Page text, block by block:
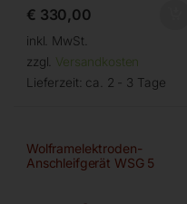
€ 330,00
inkl. MwSt.
zzgl. Versandkosten
Lieferzeit: ca. 2 - 3 Tage
Wolframelektroden-
Anschleifgerät WSG 5